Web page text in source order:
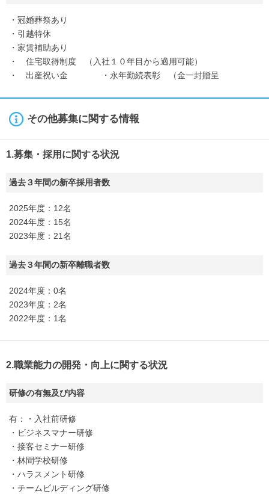
・冠婚葬祭あり
・引越特休
・家賃補助あり
・ 住宅取得制度 （入社１０年目から適用可能）
・ 出産祝い金 ・永年勤続表彰 （金一封贈呈
その他募集に関する情報
1.募集・採用に関する状況
過去３年間の新卒採用者数
2025年度：12名
2024年度：15名
2023年度：21名
過去３年間の新卒離職者数
2024年度：0名
2023年度：2名
2022年度：1名
2.職業能力の開発・向上に関する状況
研修の有無及び内容
有：・入社前研修
・ビジネスマナー研修
・接客セミナー研修
・林間学校研修
・ハラスメント研修
・チームビルディング研修